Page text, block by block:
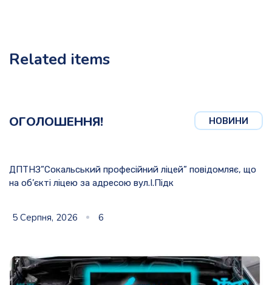
Related items
НОВИНИ
ОГОЛОШЕННЯ!
ДПТНЗ”Сокальський професійний ліцей” повідомляє, що
на об’єкті ліцею за адресою вул.І.Підк
5 Серпня, 2026 6